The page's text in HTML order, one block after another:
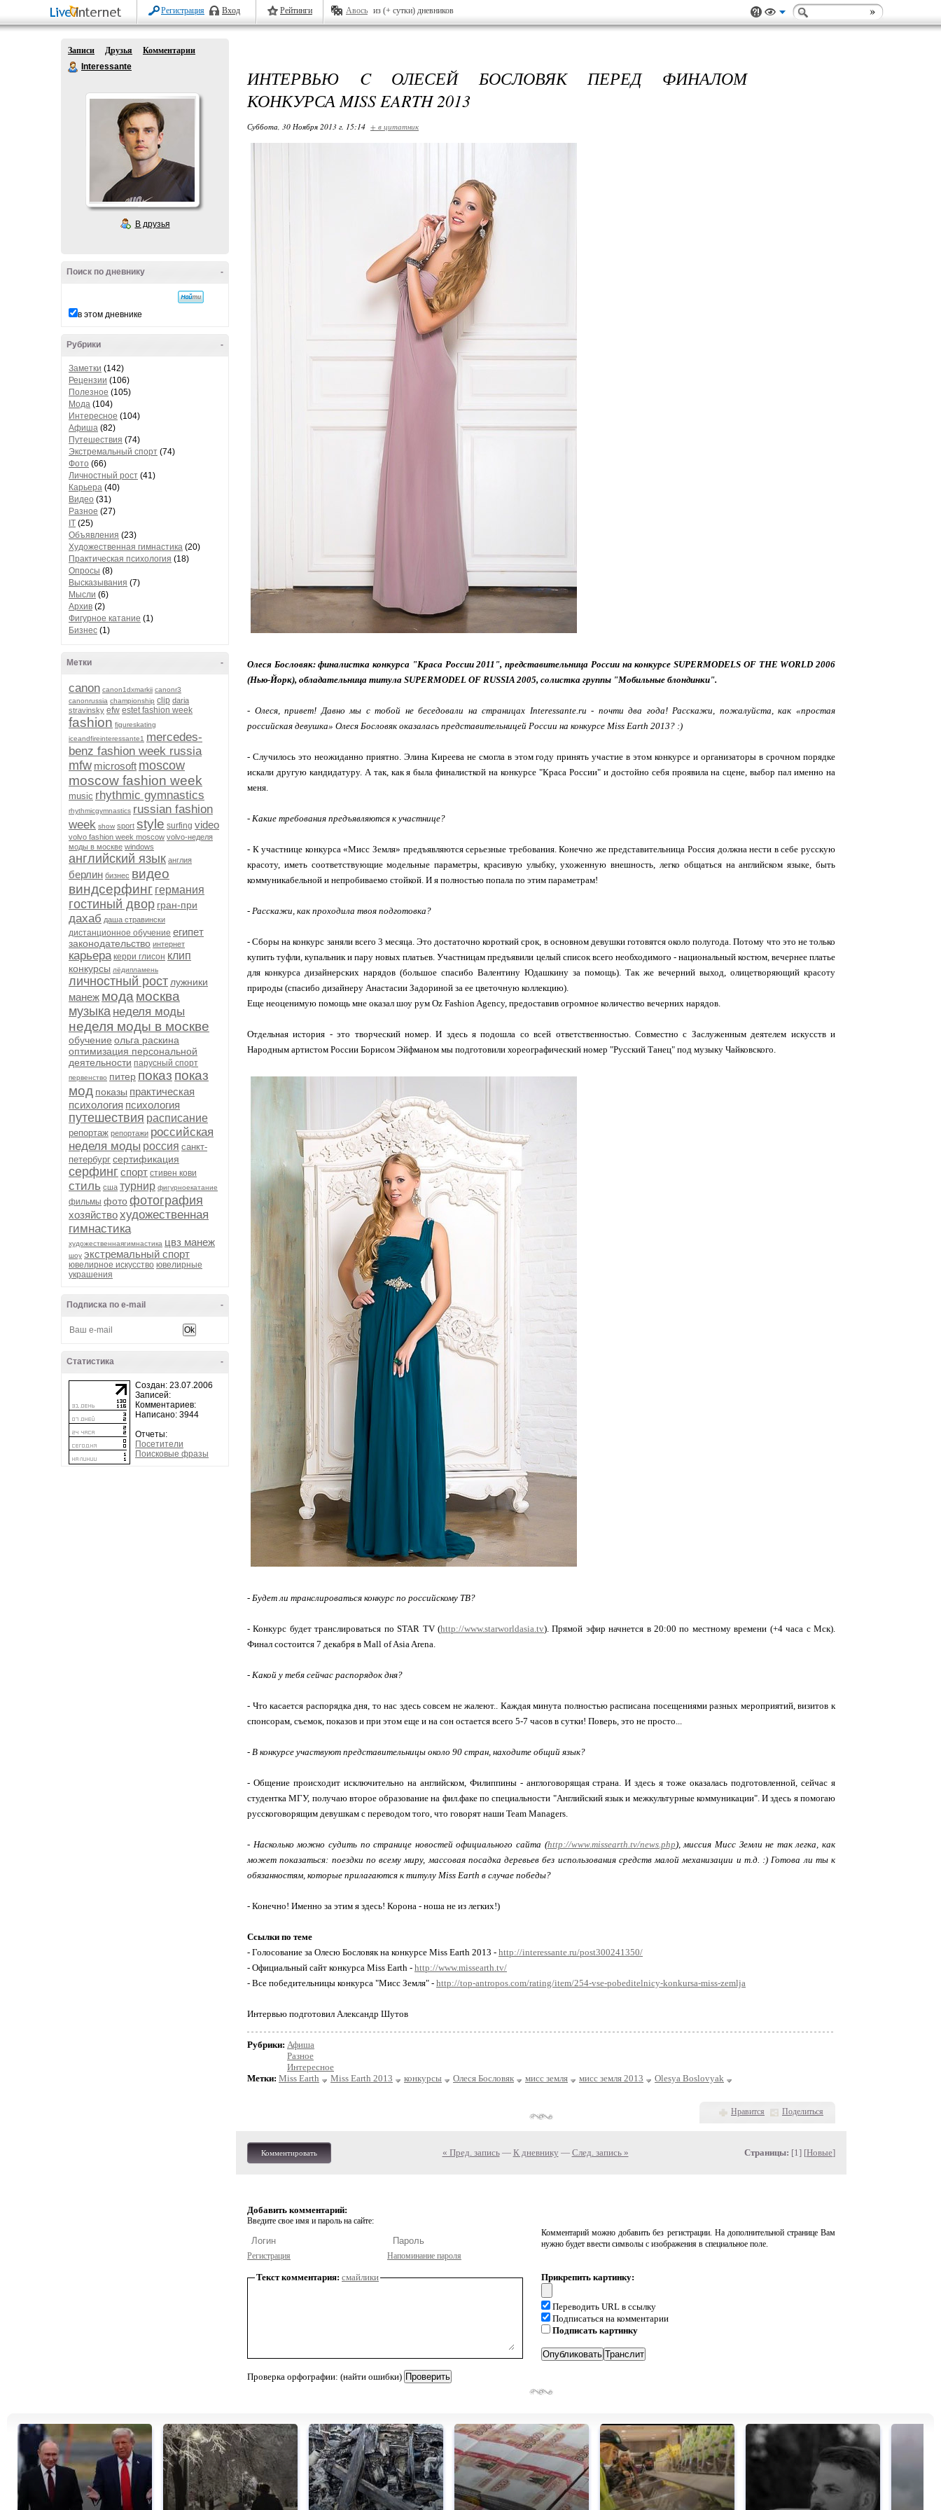
Регистрация Вход Рейтинги Авось из (+ сутки) дневников
Записи Друзья
Комментарии
Interessante
В друзья
-
Поиск по дневнику
в этом дневнике
-
Рубрики
Заметки (142)
Рецензии (106)
Полезное (105)
Мода (104)
Интересное (104)
Афиша (82)
Путешествия (74)
Экстремальный спорт (74)
Фото (66)
Личностный рост (41)
Карьера (40)
Видео (31)
Разное (27)
IT (25)
Объявления (23)
Художественная гимнастика (20)
Практическая психология (18)
Опросы (8)
Высказывания (7)
Мысли (6)
Архив (2)
Фигурное катание (1)
Бизнес (1)
-
Метки
canon canon1dxmarkii canonr3
canonrussia championship clip daria
stravinsky efw estet fashion week
fashion figureskating
iceandfireinteressante1 mercedes-
benz fashion week russia
mfw microsoft moscow
moscow fashion week
music rhythmic gymnastics
rhythmicgymnastics russian fashion
week show sport style surfing video
volvo fashion week moscow volvo-неделя
моды в москве windows
английский язык англия
берлин бизнес видео
виндсерфинг германия
гостиный двор гран-при
дахаб даша стравински
дистанционное обучение египет
законодательство интернет
карьера керри глисон клип
конкурсы лёдипламень
личностный рост лужники
манеж мода москва
музыка неделя моды
неделя моды в москве
обучение ольга раскина
оптимизация персональной
деятельности парусный спорт
первенство питер показ показ
мод показы практическая
психология психология
путешествия расписание
репортаж репортажи российская
неделя моды россия санкт-
петербург сертификация
серфинг спорт стивен кови
стиль сша турнир фигурноекатание
фильмы фотофотография
хозяйствохудожественная
гимнастика
художественнаягимнастика цвз манеж
шоу экстремальный спорт
ювелирное искусство ювелирные
украшения
-
Подписка по e-mail
-
Статистика
Создан: 23.07.2006
Записей:
Комментариев:
Написано: 3944
Отчеты:
Посетители
Поисковые фразы
ИНТЕРВЬЮ C ОЛЕСЕЙ БОСЛОВЯК ПЕРЕД ФИНАЛОМ
КОНКУРСА MISS EARTH 2013
Суббота, 30 Ноября 2013 г. 15:14 + в цитатник
Олеся Бословяк: финалистка конкурса "Краса России 2011", представительница России на конкурсе SUPERMODELS OF THE WORLD 2006
(Нью-Йорк), обладательница титула SUPERMODEL OF RUSSIA 2005, солистка группы "Мобильные блондинки".
- Олеся, привет! Давно мы с тобой не беседовали на страницах Interessante.ru - почти два года! Расскажи, пожалуйста, как «простая
российская девушка» Олеся Бословяк оказалась представительницей России на конкурсе Miss Earth 2013? :)
- Случилось это неожиданно приятно. Элина Киреева не смогла в этом году принять участие в этом конкурсе и организаторы в срочном порядке
искали другую кандидатуру. А так, как я была финалисткой на конкурсе "Краса России" и достойно себя проявила на сцене, выбор пал именно на
меня.
- Какие требования предъявляются к участнице?
- К участнице конкурса «Мисс Земля» предъявляются серьезные требования. Конечно же представительница Россия должна нести в себе русскую
красоту, иметь соответствующие модельные параметры, красивую улыбку, ухоженную внешность, легко общаться на английском языке, быть
коммуникабельной и непробиваемо стойкой. И я полностью попала по этим параметрам!
- Расскажи, как проходила твоя подготовка?
- Сборы на конкурс заняли всего 3 месяца. Это достаточно короткий срок, в основном девушки готовятся около полугода. Потому что это не только
купить туфли, купальник и пару новых платьев. Участницам предъявили целый список всего необходимого - национальный костюм, вечернее платье
для конкурса дизайнерских нарядов (большое спасибо Валентину Юдашкину за помощь). Так же вечерний выход, олицетворяющий красоту
природы (спасибо дизайнеру Анастасии Задориной за ее цветочную коллекцию).
Еще неоценимую помощь мне оказал шоу рум Oz Fashion Agency, предоставив огромное количество вечерних нарядов.
Отдельная история - это творческий номер. И здесь я подошла со всей ответственностью. Совместно с Заслуженным деятелем искусств и
Народным артистом России Борисом Эйфманом мы подготовили хореографический номер "Русский Танец" под музыку Чайковского.
- Будет ли транслироваться конкурс по российскому ТВ?
- Конкурс будет транслироваться по STAR TV (http://www.starworldasia.tv). Прямой эфир начнется в 20:00 по местному времени (+4 часа с Мск).
Финал состоится 7 декабря в Mall of Asia Arena.
- Какой у тебя сейчас распорядок дня?
- Что касается распорядка дня, то нас здесь совсем не жалеют.. Каждая минута полностью расписана посещениями разных мероприятий, визитов к
спонсорам, съемок, показов и при этом еще и на сон остается всего 5-7 часов в сутки! Поверь, это не просто...
- В конкурсе участвуют представительницы около 90 стран, находите общий язык?
- Общение происходит исключительно на английском, Филиппины - англоговорящая страна. И здесь я тоже оказалась подготовленной, сейчас я
студентка МГУ, получаю второе образование на фил.факе по специальности "Английский язык и межкультурные коммуникации". И здесь я помогаю
русскоговорящим девушкам с переводом того, что говорят наши Team Managers.
- Насколько можно судить по странице новостей официального сайта (http://www.missearth.tv/news.php), миссия Мисс Земли не так легка, как
может показаться: поездки по всему миру, массовая посадка деревьев без использования средств малой механизации и т.д. :) Готова ли ты к
обязанностям, которые прилагаются к титулу Miss Earth в случае победы?
- Конечно! Именно за этим я здесь! Корона - ноша не из легких!)
Ссылки по теме
- Голосование за Олесю Бословяк на конкурсе Miss Earth 2013 - http://interessante.ru/post300241350/
- Официальный сайт конкурса Miss Earth - http://www.missearth.tv/
- Все победительницы конкурса "Мисс Земля" - http://top-antropos.com/rating/item/254-vse-pobeditelnicy-konkursa-miss-zemlja
Интервью подготовил Александр Шутов
Рубрики: Афиша
Разное
Интересное
Метки: Miss Earth Miss Earth 2013 конкурсы Олеся Бословяк мисс земля мисс земля 2013 Olesya Boslovyak
Нравится Поделиться
Комментировать « Пред. запись— К дневнику — След. запись » Страницы: [1] [Новые]
Добавить комментарий:
Введите свое имя и пароль на сайте:
Регистрация Напоминание пароля
Комментарий можно добавить без регистрации. На дополнительной странице Вам
нужно будет ввести символы с изображения в специальное поле.
Текст комментария: смайлики
Проверка орфографии: (найти ошибки)
Прикрепить картинку:
Переводить URL в ссылку
Подписаться на комментарии
Подписать картинку